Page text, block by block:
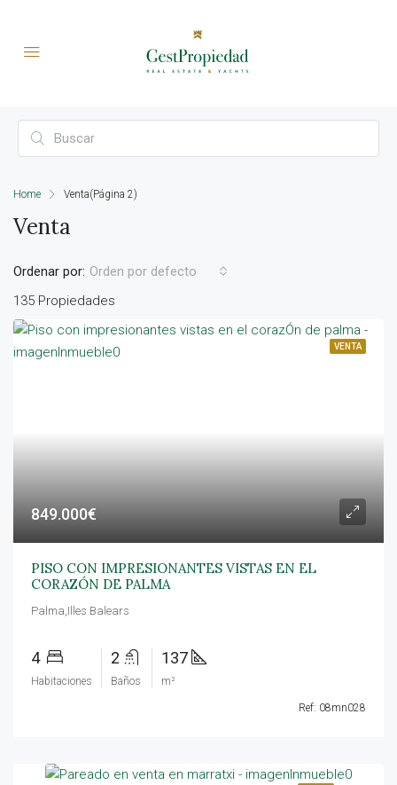
Home Venta(Página 2)
Venta
135 Propiedades
Ordenar por: Orden por defecto
VENTA
849.000€
PISO CON IMPRESIONANTES VISTAS EN EL
CORAZÓN DE PALMA
Palma,Illes Balears
4
Habitaciones
2
Baños
137
m²
Ref: 08mn028